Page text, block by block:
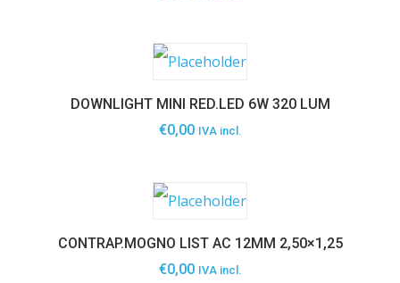
DOWNLIGHT MINI RED.LED 6W 320 LUM
€0,00 IVA incl.
CONTRAP.MOGNO LIST AC 12MM 2,50×1,25
€0,00 IVA incl.